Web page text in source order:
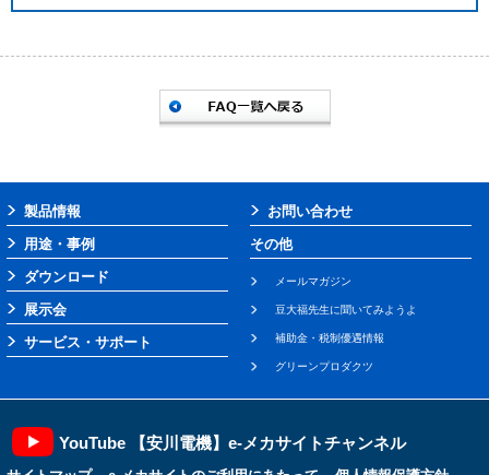
製品情報
用途・事例
ダウンロード
展示会
サービス・サポート
お問い合わせ
その他
メールマガジン
豆大福先生に聞いてみようよ
補助金・税制優遇情報
グリーンプロダクツ
YouTube 【安川電機】e-メカサイトチャンネル